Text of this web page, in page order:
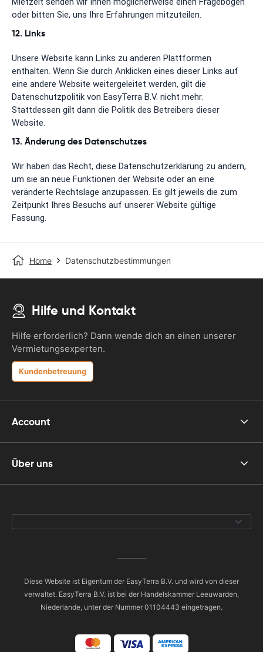
oder bitten Sie, uns Ihre Erfahrungen mitzuteilen.
12. Links
Unsere Website kann Links zu anderen Plattformen
enthalten. Wenn Sie durch Anklicken eines dieser Links auf
eine andere Website weitergeleitet werden, gilt die
Datenschutzpolitik von EasyTerra B.V. nicht mehr.
Stattdessen gilt dann die Politik des Betreibers dieser
Website.
13. Änderung des Datenschutzes
Wir haben das Recht, diese Datenschutzerklärung zu ändern,
um sie an neue Funktionen der Website oder an eine
veränderte Rechtslage anzupassen. Es gilt jeweils die zum
Zeitpunkt Ihres Besuchs auf unserer Website gültige
Fassung.
Home Datenschutzbestimmungen
Hilfe und Kontakt
Hilfe erforderlich? Dann wende dich an einen unserer
Vermietungsexperten.
Kundenbetreuung
Account
Über uns
Diese Website ist Eigentum der EasyTerra B.V. und wird von dieser
verwaltet. EasyTerra B.V. ist bei der Handelskammer Leeuwarden,
Niederlande, unter der Nummer 01104443 eingetragen.